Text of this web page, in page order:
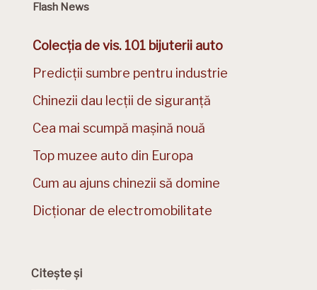
Flash News
Colecția de vis. 101 bijuterii auto
Predicții sumbre pentru industrie
Chinezii dau lecții de siguranță
Cea mai scumpă mașină nouă
Top muzee auto din Europa
Cum au ajuns chinezii să domine
Dicționar de electromobilitate
Citește și